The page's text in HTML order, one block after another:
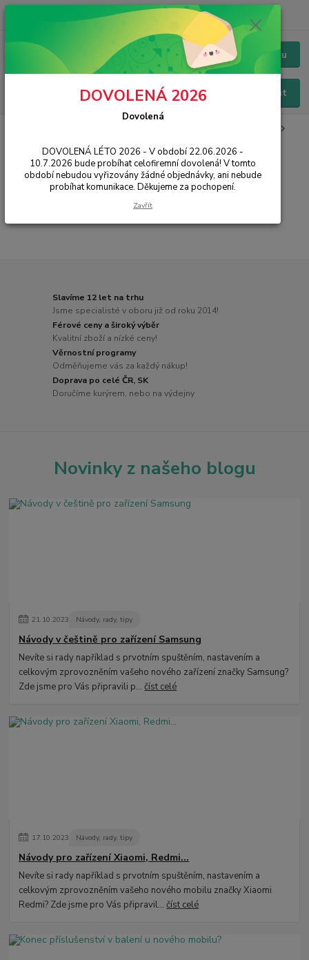
Menu
Hledat
Chat / Online podpora - 24/7
Laminovací stroje
Slavíme 12 let na trhu
Jsme specialisté v oboru již od roku 2014!
Férové ceny a široký výběr
Kvalitní zboží a nízké ceny!
Věrnostní programy
Odměňujeme vás za každý nákup!
Doprava po celé ČR, SK
Doručíme kurýrem, nebo na výdejny
Novinky z našeho blogu
21.10.2023 Návody, rady, tipy
Návody v češtině pro zařízení Samsung
Nevíte si rady například s prvotním spuštěním, nastavením a
celkovým zprovozněním vašeho nového zařízení značky Samsung?
Zde jsme pro Vás připravili p...číst celé
17.10.2023 Návody, rady, tipy
Návody pro zařízení Xiaomi, Redmi...
Nevíte si rady například s prvotním spuštěním, nastavením a
celkovým zprovozněním vašeho nového mobilu značky Xiaomi
Redmi? Zde jsme pro Vás připravil...číst celé
DOVOLENÁ 2026
Dovolená
DOVOLENÁ LÉTO 2026 - V období 22.06.2026 -
10.7.2026 bude probíhat celofiremní dovolená! V tomto
období nebudou vyřizovány žádné objednávky, ani nebude
probíhat komunikace. Děkujeme za pochopení.
Zavřít